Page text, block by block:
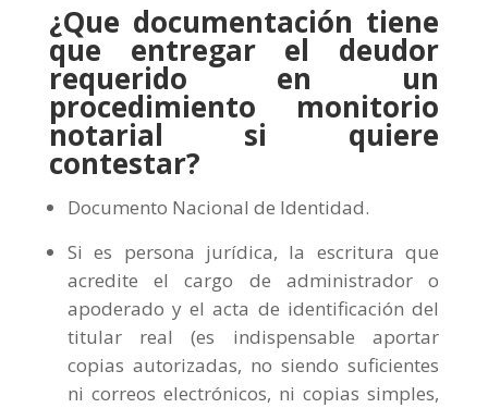
¿Que documentación tiene
que entregar el deudor
requerido en un
procedimiento monitorio
notarial si quiere
contestar?
Documento Nacional de Identidad.
Si es persona jurídica, la escritura que
acredite el cargo de administrador o
apoderado y el acta de identificación del
titular real (es indispensable aportar
copias autorizadas, no siendo suficientes
ni correos electrónicos, ni copias simples,